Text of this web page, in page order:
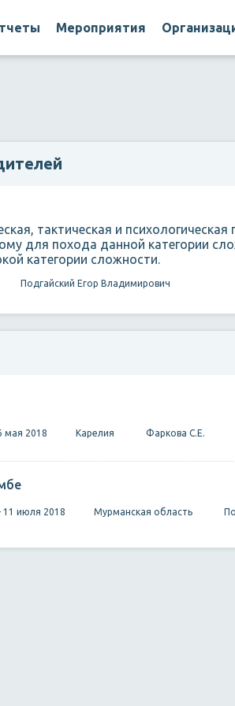
Мероприятия
тактическая и
для похода данной категории
категории сложности.
Подгайский Егор Владимирович
мая 2018 Карелия Фаркова С.Е.
июля 2018 Мурманская область